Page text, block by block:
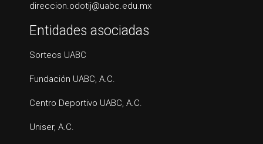
direccion.odotij@uabc.edu.mx
Entidades asociadas
Sorteos UABC
Fundación UABC, A.C.
Centro Deportivo UABC, A.C.
Uniser, A.C.